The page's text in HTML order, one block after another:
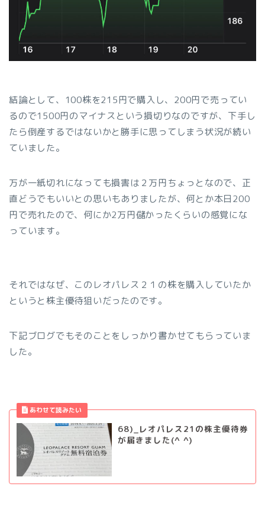
結論として、100株を215円で購入し、200円で売ってい
るので1500円のマイナスという損切りなのですが、下手し
たら倒産するではないかと勝手に思ってしまう状況が続い
ていました。
万が一紙切れになっても損害は２万円ちょっとなので、正
直どうでもいいとの思いもありましたが、何とか本日200
円で売れたので、何にか2万円儲かったくらいの感覚にな
っています。
それではなぜ、このレオパレス２１の株を購入していたか
というと株主優待狙いだったのです。
下記ブログでもそのことをしっかり書かせてもらっていま
した。
68)_レオパレス21の株主優待券
が届きました(^ ^)